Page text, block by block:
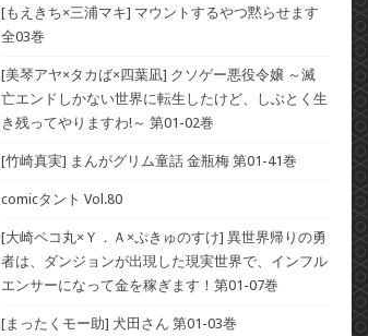
[もえきち×三浦マキ] マウントするやつ黙らせます
全03巻
[美琴アヤ×タカば×四葉凪] クソゲー悪役令嬢 ～滅
亡エンドしかない世界に転生したけど、しぶとく生
き残ってやりますわ!～ 第01-02巻
[竹崎真実] まんがグリム童話 金瓶梅 第01-41巻
comicタント Vol.80
[大崎ペコ丸×Ｙ．Ａ×ぷきゅのすけ] 異世界帰りの勇
者は、ダンジョンが出現した現実世界で、インフル
エンサーになって金を稼ぎます！第01-07巻
[まったくモー助] 犬田さん 第01-03巻